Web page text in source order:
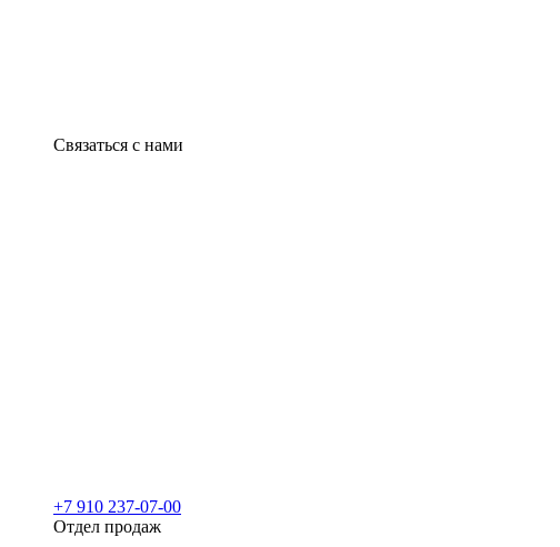
Связаться с нами
+7 910 237-07-00
Отдел продаж